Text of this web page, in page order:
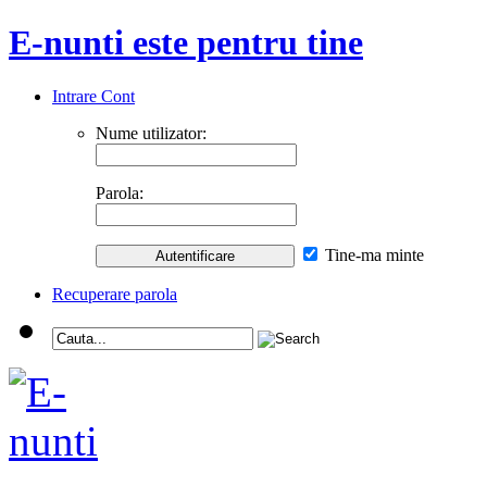
E-nunti este pentru tine
Intrare Cont
Nume utilizator:
Parola:
Tine-ma minte
Recuperare parola